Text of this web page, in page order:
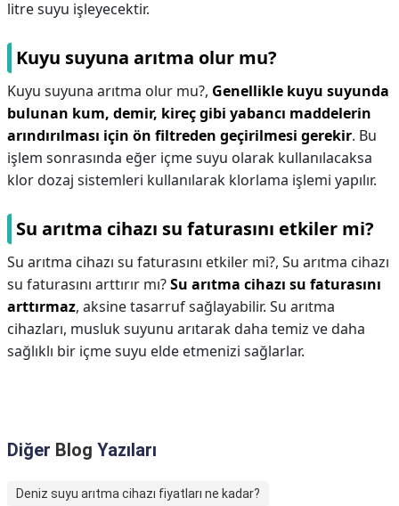
litre suyu işleyecektir.
Kuyu suyuna arıtma olur mu?
Kuyu suyuna arıtma olur mu?, Genellikle kuyu suyunda
bulunan kum, demir, kireç gibi yabancı maddelerin
arındırılması için ön filtreden geçirilmesi gerekir. Bu
işlem sonrasında eğer içme suyu olarak kullanılacaksa
klor dozaj sistemleri kullanılarak klorlama işlemi yapılır.
Su arıtma cihazı su faturasını etkiler mi?
Su arıtma cihazı su faturasını etkiler mi?, Su arıtma cihazı
su faturasını arttırır mı?Su arıtma cihazı su faturasını
arttırmaz, aksine tasarruf sağlayabilir. Su arıtma
cihazları, musluk suyunu arıtarak daha temiz ve daha
sağlıklı bir içme suyu elde etmenizi sağlarlar.
Diğer Blog Yazıları
Deniz suyu arıtma cihazı fiyatları ne kadar?